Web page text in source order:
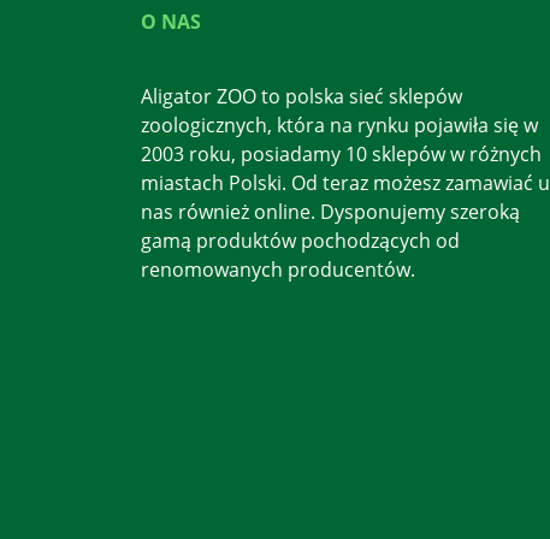
O NAS
Aligator ZOO to polska sieć sklepów
zoologicznych, która na rynku pojawiła się w
2003 roku, posiadamy 10 sklepów w różnych
miastach Polski. Od teraz możesz zamawiać u
nas również online. Dysponujemy szeroką
gamą produktów pochodzących od
renomowanych producentów.